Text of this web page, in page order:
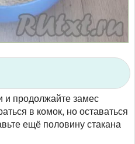
и продолжайте замес
в комок, но оставаться
ещё половину стакана